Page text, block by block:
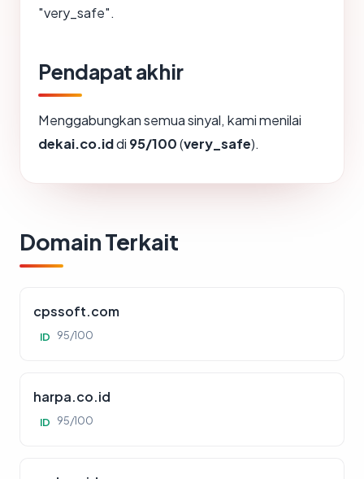
"very_safe".
Pendapat akhir
Menggabungkan semua sinyal, kami menilai
dekai.co.iddi 95/100(very_safe).
Domain Terkait
cpssoft.com
ID 95/100
harpa.co.id
ID 95/100